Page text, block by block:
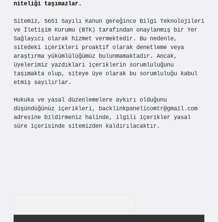
niteliği taşımazlar.
Sitemiz, 5651 Sayılı Kanun gereğince Bilgi Teknolojileri
ve İletişim Kurumu (BTK) tarafından onaylanmış bir Yer
Sağlayıcı olarak hizmet vermektedir. Bu nedenle,
sitedeki içerikleri proaktif olarak denetleme veya
araştırma yükümlülüğümüz bulunmamaktadır. Ancak,
üyelerimiz yazdıkları içeriklerin sorumluluğunu
taşımakta olup, siteye üye olarak bu sorumluluğu kabul
etmiş sayılırlar.
Hukuka ve yasal düzenlemelere aykırı olduğunu
düşündüğünüz içerikleri, backlinkpanelicomtr@gmail.com
adresine bildirmeniz halinde, ilgili içerikler yasal
süre içerisinde sitemizden kaldırılacaktır.